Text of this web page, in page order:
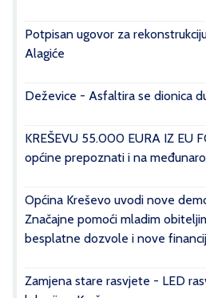
Potpisan ugovor za
Alagiće
Deževice - Asfaltira se dionica
KREŠEVU 55.000 EURA IZ EU
općine prepoznati i na
Općina Kreševo uvodi nove
Značajne pomoći mladim
besplatne dozvole i nove
Zamjena stare rasvjete - LED